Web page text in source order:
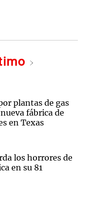
plantas de gas
fábrica de
en Texas
los horrores de
en su 81